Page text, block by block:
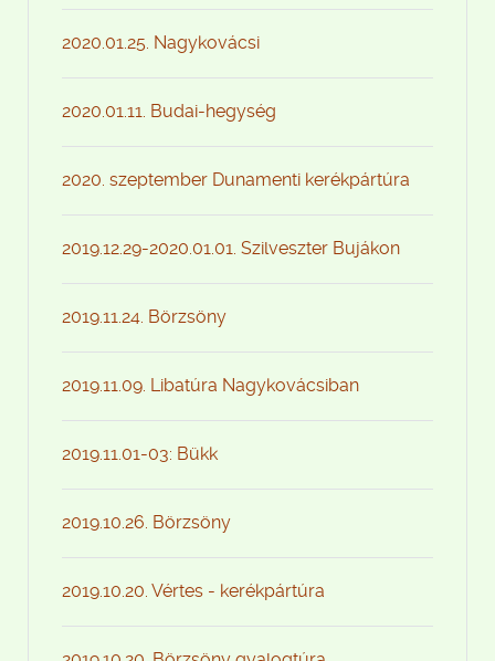
2020.01.25. Nagykovácsi
2020.01.11. Budai-hegység
2020. szeptember Dunamenti kerékpártúra
2019.12.29-2020.01.01. Szilveszter Bujákon
2019.11.24. Börzsöny
2019.11.09. Libatúra Nagykovácsiban
2019.11.01-03: Bükk
2019.10.26. Börzsöny
2019.10.20. Vértes - kerékpártúra